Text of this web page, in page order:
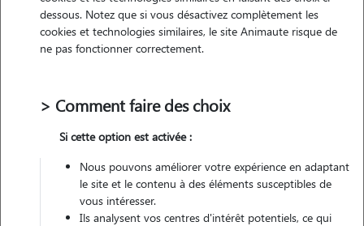
• 35 ans
chez le Pet Sitter
1 animal Maison
Véhiculé
dessous. Notez que si vous désactivez complètement les
cookies et technologies similaires, le site Animaute risque de
ne pas fonctionner correctement.
> Comment faire des choix
Si cette option est activée :
Nous pouvons améliorer votre expérience en adaptant
le site et le contenu à des éléments susceptibles de
vous intéresser.
Ils analysent vos centres d'intérêt potentiels, ce qui